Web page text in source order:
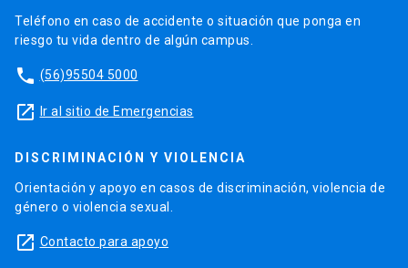
Teléfono en caso de accidente o situación que ponga en
riesgo tu vida dentro de algún campus.
phone (56)95504 5000
launch Ir al sitio de Emergencias
DISCRIMINACIÓN Y VIOLENCIA
Orientación y apoyo en casos de discriminación, violencia de
género o violencia sexual.
launch Contacto para apoyo